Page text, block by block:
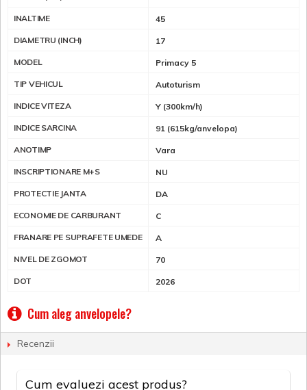
INALTIME 45
DIAMETRU (INCH) 17
MODEL Primacy 5
TIP VEHICUL Autoturism
INDICE VITEZA Y (300km/h)
INDICE SARCINA 91 (615kg/anvelopa)
ANOTIMP Vara
INSCRIPTIONARE M+S NU
PROTECTIE JANTA DA
ECONOMIE DE CARBURANT C
FRANARE PE SUPRAFETE UMEDE A
NIVEL DE ZGOMOT 70
DOT 2026
Cum aleg anvelopele?
Recenzii
Cum evaluezi acest produs?